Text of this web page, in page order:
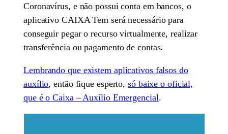
Coronavírus, e não possui conta em bancos, o
aplicativo CAIXA Tem será necessário para
conseguir pegar o recurso virtualmente, realizar
transferência ou pagamento de contas.
Lembrando que existem aplicativos falsos do
auxílio, então fique esperto,só baixe o oficial,
que é o Caixa – Auxílio Emergencial.